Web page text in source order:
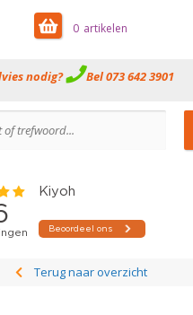
0
nodig? Bel 073 642 3901
Terug naar overzicht